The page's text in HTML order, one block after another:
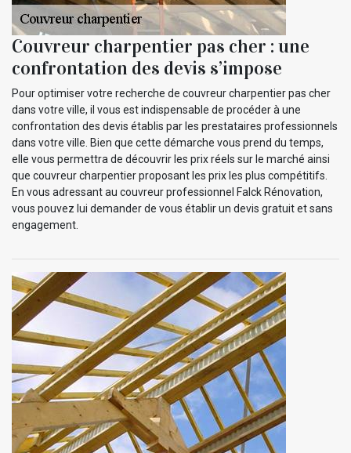
Couvreur charpentier pas cher : une
confrontation des devis s’impose
Pour optimiser votre recherche de couvreur charpentier pas cher
dans votre ville, il vous est indispensable de procéder à une
confrontation des devis établis par les prestataires professionnels
dans votre ville. Bien que cette démarche vous prend du temps,
elle vous permettra de découvrir les prix réels sur le marché ainsi
que couvreur charpentier proposant les prix les plus compétitifs.
En vous adressant au couvreur professionnel Falck Rénovation,
vous pouvez lui demander de vous établir un devis gratuit et sans
engagement.